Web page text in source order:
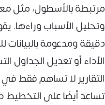
مرتبطة بالأسطول، مثل
وتحليل الأسباب وراءها.
دقيقة ومدعومة بالبيانات
الأداء أو تعديل الجداول
التقارير لا تساهم فقط
تساعد أيضًا على